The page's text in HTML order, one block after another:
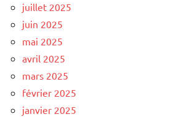
juillet 2025
juin 2025
mai 2025
avril 2025
mars 2025
février 2025
janvier 2025